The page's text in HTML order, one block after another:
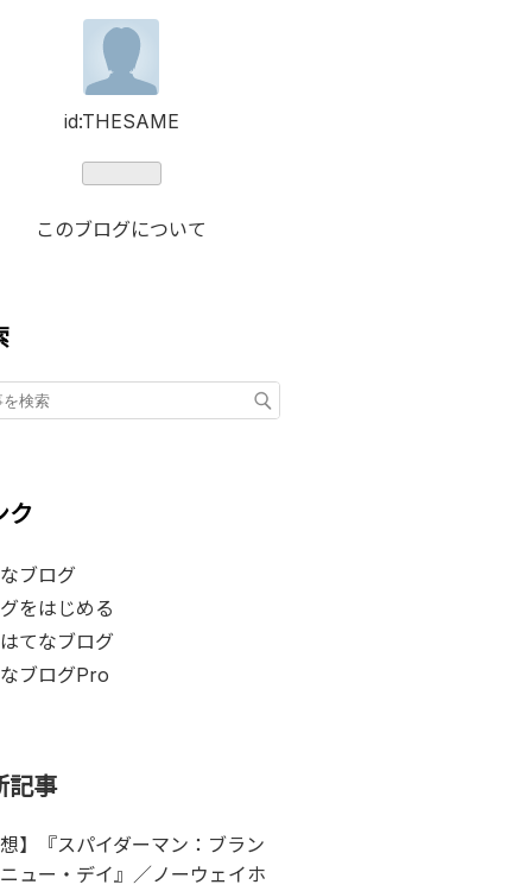
id:THESAME
このブログについて
ク
ブログ
をはじめる
てなブログ
ブログPro
記事
】『スパイダーマン：ブラン
ュー・デイ』／ノーウェイホ